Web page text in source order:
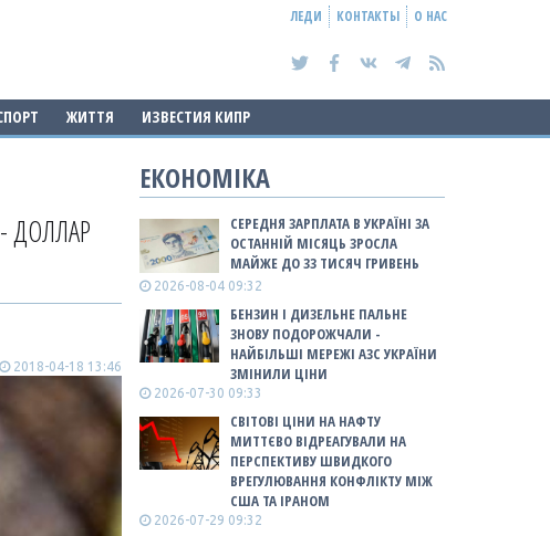
ЛЕДИ КОНТАКТЫ О НАС
ЖИТТЯ ИЗВЕСТИЯ КИПР
ДОЛЛАР
2018-04-18 13:46
ЕКОНОМІКА
СЕРЕДНЯ ЗАРПЛАТА В УКРАЇНІ ЗА
ОСТАННІЙ МІСЯЦЬ ЗРОСЛА
МАЙЖЕ ДО 33 ТИСЯЧ ГРИВЕНЬ
2026-08-04 09:32
БЕНЗИН І ДИЗЕЛЬНЕ ПАЛЬНЕ
ЗНОВУ ПОДОРОЖЧАЛИ -
НАЙБІЛЬШІ МЕРЕЖІ АЗС УКРАЇНИ
ЗМІНИЛИ ЦІНИ
2026-07-30 09:33
СВІТОВІ ЦІНИ НА НАФТУ
МИТТЄВО ВІДРЕАГУВАЛИ НА
ПЕРСПЕКТИВУ ШВИДКОГО
ВРЕГУЛЮВАННЯ КОНФЛІКТУ МІЖ
США ТА ІРАНОМ
2026-07-29 09:32